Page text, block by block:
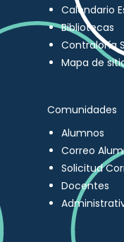
Calendario
Bibliotecas
Contraloría
Mapa de
Comunidades
Alumnos
Correo
Solicitud
Docentes